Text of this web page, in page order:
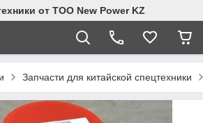
от ТОО New Power KZ
Запчасти для китайской спецтехники